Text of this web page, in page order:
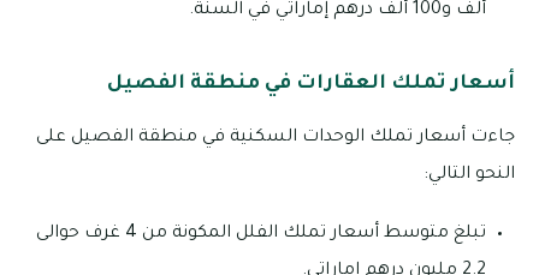
ألف و100 ألف درهم إماراتي في السنة.
أسعار تملك العقارات في منطقة الفصيل
جاءت أسعار تملك الوحدات السكنية في منطقة الفصيل على
النحو التالي:
تبلغ متوسط أسعار تملك الفلل المكونة من 4 غرف حوالى